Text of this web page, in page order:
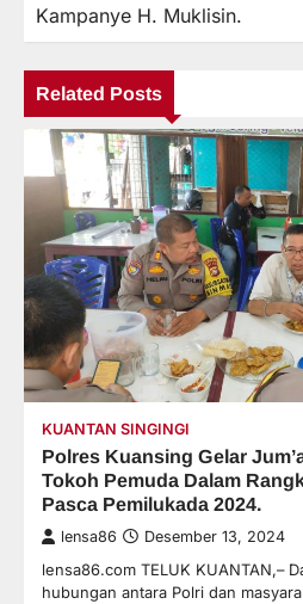
Kampanye H. Muklisin.
Related Posts
KUANTAN SINGINGI
Polres Kuansing Gelar
Tokoh Pemuda Dalam
Pasca Pemilukada 2024.
lensa86 Desember 13, 2024
lensa86.com TELUK KUANTAN,–
hubungan antara Polri dan